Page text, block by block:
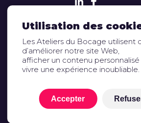
Mentions légales
© 2022 -
Ateliers du
Utilisation des
Les Ateliers du Bocage utilisent
d’améliorer notre site Web,
afficher un contenu
vivre une expérience inoubliable.
Accepter